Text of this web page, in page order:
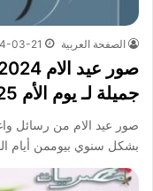
الصفحة العربية 03-21
جميلة لـ يوم الأم 2025
صور عيد الام من رسائل
بشكل سنوي بيوممن أيام